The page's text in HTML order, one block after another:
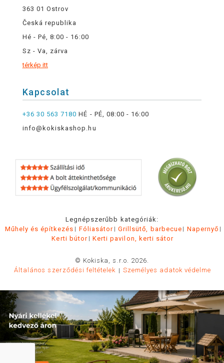
363 01 Ostrov
Česká republika
Hé - Pé, 8:00 - 16:00
Sz - Va, zárva
térkép itt
Kapcsolat
+36 30 563 7180 HÉ - PÉ, 08:00 - 16:00
info@kokiskashop.hu
Legnépszerűbb kategóriák:
Műhely és építkezés
Fóliasátor Grillsütő, barbecue
Napernyő
Kerti bútor
Kerti pavilon, kerti sátor
© Kokiska, s.r.o. 2026.
Általános szerződési feltételek
Személyes adatok védelme